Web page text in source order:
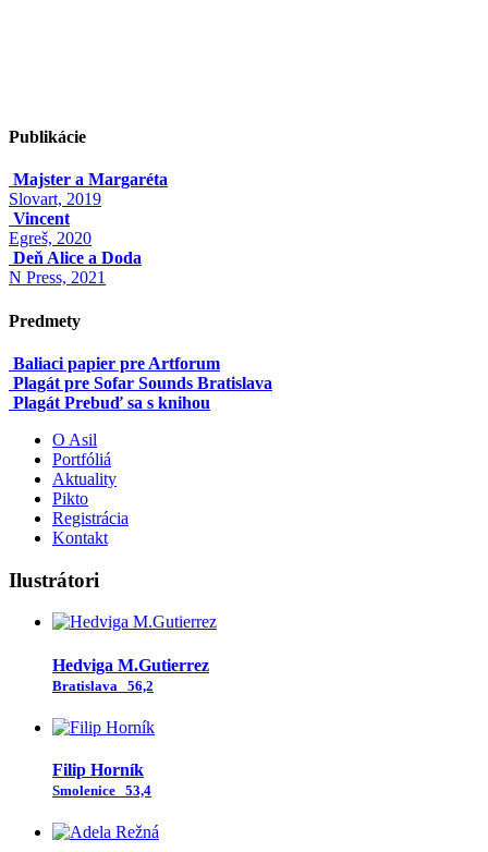
Publikácie
Majster a Margaréta
Slovart, 2019
Vincent
Egreš, 2020
Deň Alice a Doda
N Press, 2021
Predmety
Baliaci papier pre Artforum
Plagát pre Sofar Sounds Bratislava
Plagát Prebuď sa s knihou
O Asil
Portfóliá
Aktuality
Pikto
Registrácia
Kontakt
Ilustrátori
Hedviga M.Gutierrez
Bratislava 56,2
Filip Horník
Smolenice 53,4